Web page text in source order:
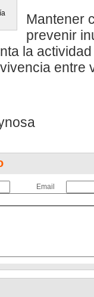
Mantener
prevenir
la
entre
Email